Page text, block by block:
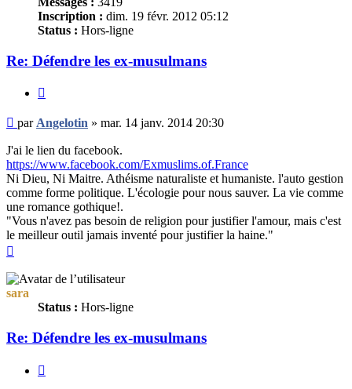
Inscription : dim. 19 févr. 2012 05:12
Status : Hors-ligne
Re: Défendre les ex-musulmans
Message
non
lu
parAngelotin » mar. 14 janv. 2014 20:30
J'ai le lien du facebook.
https://www.facebook.com/Exmuslims.of.France
Ni Dieu, Ni Maitre. Athéisme naturaliste et humaniste. l'auto gestion
comme forme politique. L'écologie pour nous sauver. La vie comme
une romance gothique!.
"Vous n'avez pas besoin de religion pour justifier l'amour, mais c'est
le meilleur outil jamais inventé pour justifier la haine."
sara
Status : Hors-ligne
Re: Défendre les ex-musulmans